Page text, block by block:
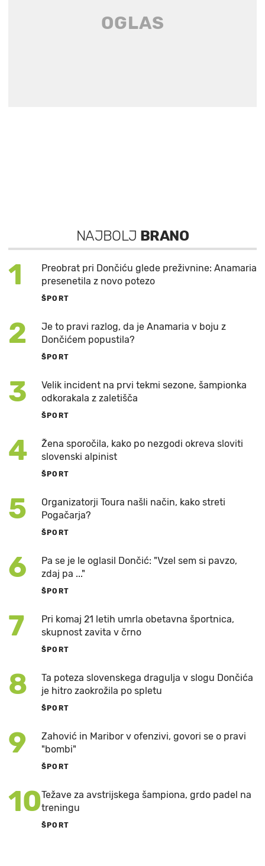
NAJBOLJ BRANO
1
Preobrat pri Dončiću glede preživnine: Anamaria
presenetila z novo potezo
ŠPORT
2
Je to pravi razlog, da je Anamaria v boju z
Dončićem popustila?
ŠPORT
3
Velik incident na prvi tekmi sezone, šampionka
odkorakala z zaletišča
ŠPORT
4
Žena sporočila, kako po nezgodi okreva sloviti
slovenski alpinist
ŠPORT
5
Organizatorji Toura našli način, kako streti
Pogačarja?
ŠPORT
6
Pa se je le oglasil Dončić: "Vzel sem si pavzo,
zdaj pa ..."
ŠPORT
7
Pri komaj 21 letih umrla obetavna športnica,
skupnost zavita v črno
ŠPORT
8
Ta poteza slovenskega dragulja v slogu Dončića
je hitro zaokrožila po spletu
ŠPORT
9
Zahović in Maribor v ofenzivi, govori se o pravi
"bombi"
ŠPORT
10Težave za avstrijskega šampiona, grdo padel na
treningu
ŠPORT